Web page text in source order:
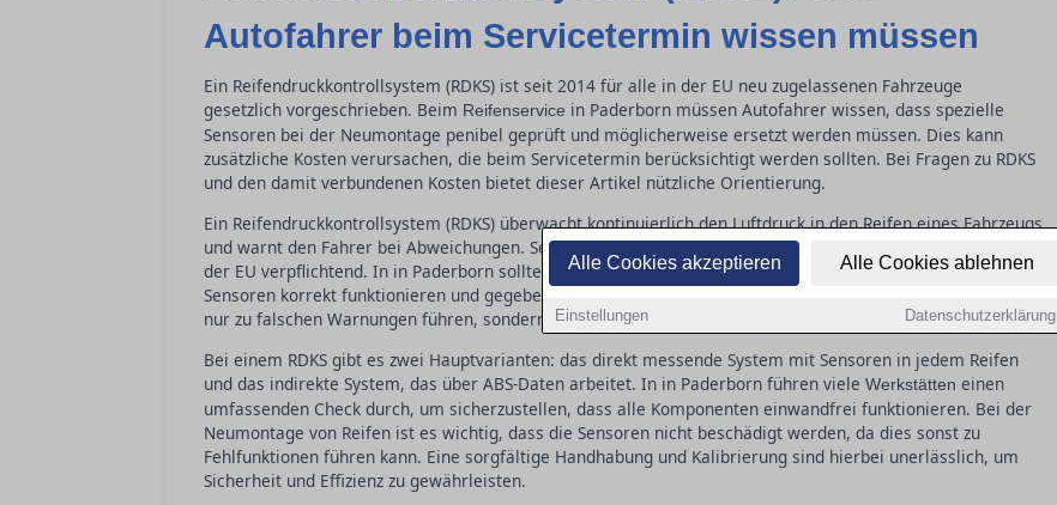
Alle Cookies akzeptieren Alle Cookies ablehnen
Einstellungen Datenschutzerklärung
Autofahrer beim Servicetermin wissen müssen
Ein Reifendruckkontrollsystem (RDKS) ist seit 2014 für alle in der EU neu zugelassenen Fahrzeuge
gesetzlich vorgeschrieben. Beim Reifenservice in Paderborn müssen Autofahrer wissen, dass spezielle
Sensoren bei der Neumontage penibel geprüft und möglicherweise ersetzt werden müssen. Dies kann
zusätzliche Kosten verursachen, die beim Servicetermin berücksichtigt werden sollten. Bei Fragen zu RDKS
und den damit verbundenen Kosten bietet dieser Artikel nützliche Orientierung.
Ein Reifendruckkontrollsystem (RDKS) überwacht kontinuierlich den Luftdruck in den Reifen eines Fahrzeugs
und warnt den Fahrer bei Abweichungen. Seit November 2014 ist RDKS für alle neu zugelassenen Pkw in
der EU verpflichtend. In in Paderborn sollten Autofahrer beim Reifenwechsel darauf achten, dass die
Sensoren korrekt funktionieren und gegebenenfalls neu kalibriert werden. Ein defekter Sensor kann nicht
nur zu falschen Warnungen führen, sondern auch den Kraftstoffverbrauch erhöhen.
Bei einem RDKS gibt es zwei Hauptvarianten: das direkt messende System mit Sensoren in jedem Reifen
und das indirekte System, das über ABS-Daten arbeitet. In in Paderborn führen viele Werkstätten einen
umfassenden Check durch, um sicherzustellen, dass alle Komponenten einwandfrei funktionieren. Bei der
Neumontage von Reifen ist es wichtig, dass die Sensoren nicht beschädigt werden, da dies sonst zu
Fehlfunktionen führen kann. Eine sorgfältige Handhabung und Kalibrierung sind hierbei unerlässlich, um
Sicherheit und Effizienz zu gewährleisten.